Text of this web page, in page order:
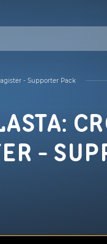
- Supporter Pack
-